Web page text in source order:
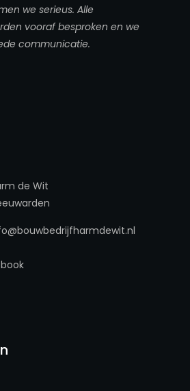
we serieus. Alle
vooraf besproken en we
communicatie.
de Wit